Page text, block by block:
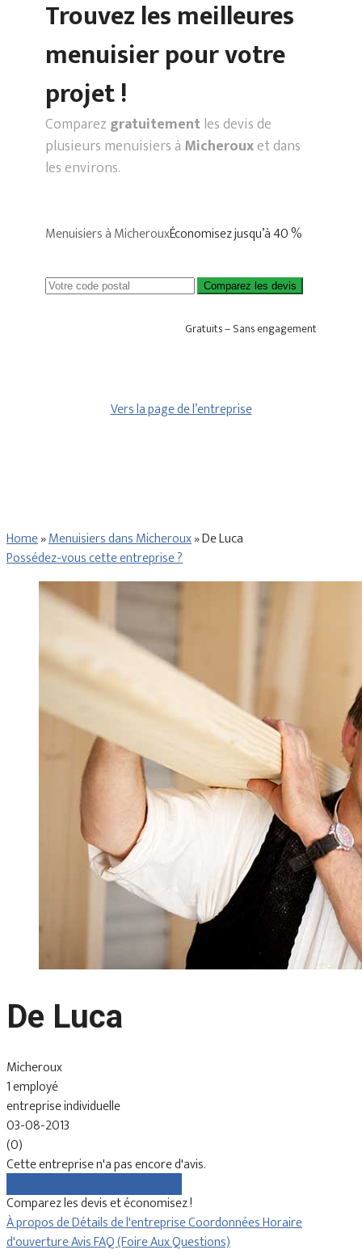
Trouvez les meilleures
menuisier pour votre
projet !
Comparez gratuitementles devis de
plusieurs menuisiers à Micherouxet dans
les environs.
Menuisiers à MicherouxÉconomisez jusqu’à 40 %
Comparez les devis
Gratuits – Sans engagement
Vers la page de l’entreprise
Home»Menuisiers dans Micheroux»De Luca
Possédez-vous cette entreprise ?
De Luca
Micheroux
1 employé
entreprise individuelle
03-08-2013
(0)
Cette entreprise n'a pas encore d'avis.
Comparez les devis et économisez !
À propos deDétails de l'entrepriseCoordonnéesHoraire
d'ouvertureAvisFAQ (Foire Aux Questions)